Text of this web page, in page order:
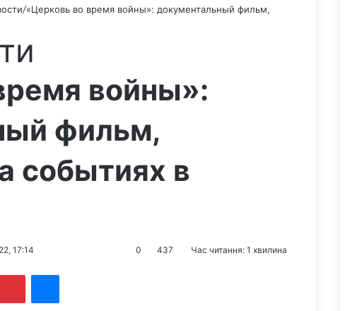
/«Церковь во время войны»: документальный фильм,
войны»:
фильм,
событиях в
17:14 0 437 Час читання: 1 хвилина